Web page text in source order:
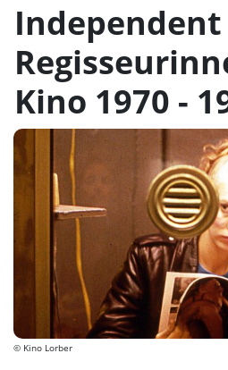
Independent
Kino 1970 -
© Kino Lorber